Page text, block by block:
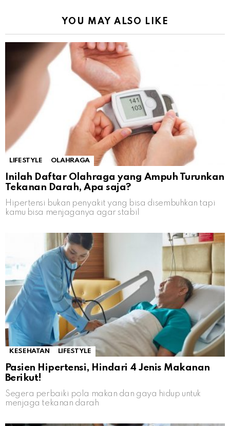
YOU MAY ALSO LIKE
LIFESTYLE OLAHRAGA
Inilah Daftar Olahraga yang Ampuh Turunkan
Tekanan Darah, Apa saja?
Hipertensi bukan penyakit yang bisa disembuhkan tapi
kamu bisa menjaganya agar stabil
KESEHATAN LIFESTYLE
Pasien Hipertensi, Hindari 4 Jenis Makanan
Berikut!
Segera perbaiki pola makan dan gaya hidup untuk
menjaga tekanan darah